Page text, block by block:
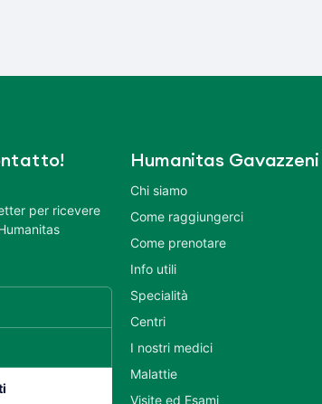
per ricevere
Humanitas Gavazzeni
Chi siamo
Come raggiungerci
Come prenotare
Info utili
Specialità
Centri
I nostri medici
Malattie
Visite ed Esami